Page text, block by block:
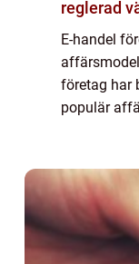
reglerad
E-handel
företag har
populär